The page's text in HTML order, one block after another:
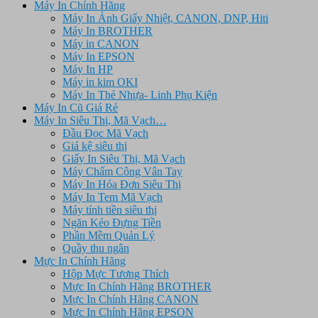
Máy In Chính Hãng
Máy In Ảnh Giấy Nhiệt, CANON, DNP, Hiti
Máy In BROTHER
Máy in CANON
Máy In EPSON
Máy In HP
Máy in kim OKI
Máy In Thẻ Nhựa- Linh Phụ Kiện
Máy In Cũ Giá Rẻ
Máy In Siêu Thị, Mã Vạch…
Đầu Đọc Mã Vạch
Giá kệ siêu thị
Giấy In Siêu Thị, Mã Vạch
Máy Chấm Công Vân Tay
Máy In Hóa Đơn Siêu Thị
Máy In Tem Mã Vạch
Máy tính tiền siêu thị
Ngăn Kéo Đựng Tiền
Phần Mềm Quản Lý
Quầy thu ngân
Mực In Chính Hãng
Hộp Mực Tương Thích
Mực In Chính Hãng BROTHER
Mực In Chính Hãng CANON
Mực In Chính Hãng EPSON